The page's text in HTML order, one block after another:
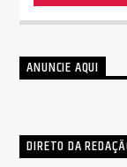
ANUNCIE AQUI
DIRETO DA